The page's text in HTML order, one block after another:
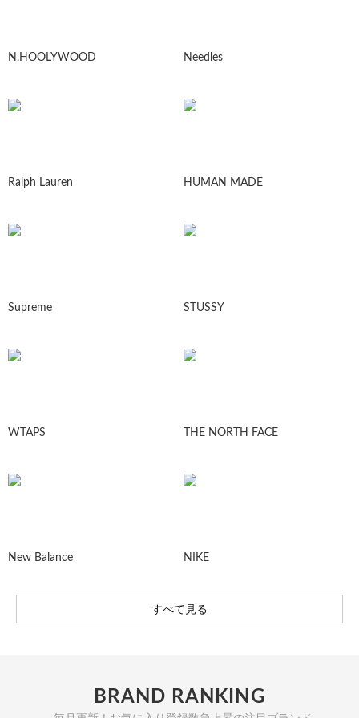
N.HOOLYWOOD Needles
Ralph Lauren HUMAN MADE
Supreme STUSSY
WTAPS THE NORTH FACE
New Balance NIKE
すべて見る
BRAND RANKING